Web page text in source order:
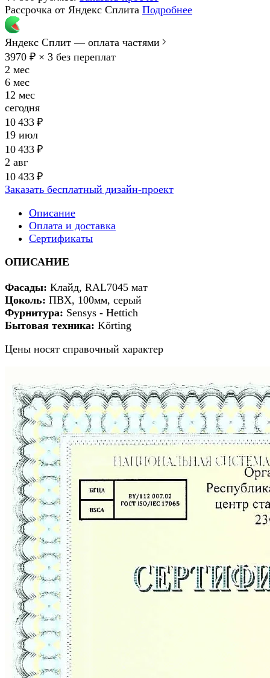
Рассрочка от Яндекс Сплита Подробнее
Яндекс Сплит — оплата частями
3970 ₽ × 3 без переплат
2 мес
6 мес
12 мес
сегодня
10 433 ₽
19 июл
10 433 ₽
2 авг
10 433 ₽
Заказать бесплатный дизайн-проект
Описание
Оплата и доставка
Сертификаты
ОПИСАНИЕ
Фасады: Клайд, RAL7045 мат
Цоколь: ПВХ, 100мм, серый
Фурнитура: Sensys - Hettich
Бытовая техника: Körting
Цены носят справочный характер